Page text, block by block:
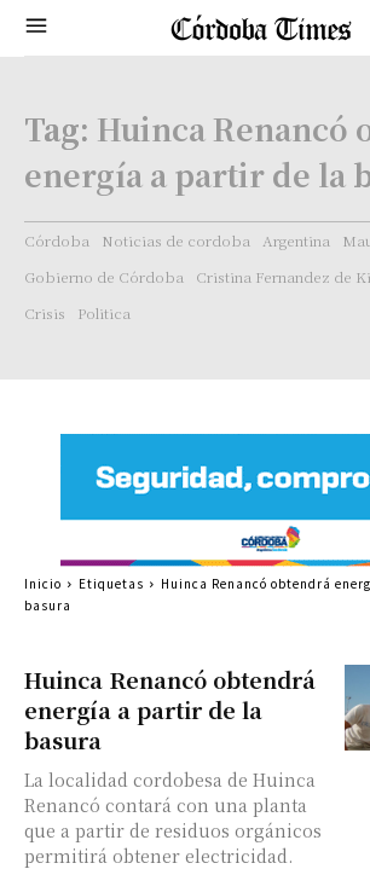
Tag: Huinca Renancó
energía a partir de la
Córdoba Noticias de cordoba Argentina
Gobierno de Córdoba
Cristina Fernandez de
Crisis
Politica
Huinca Renancó obtendrá
energía a partir de la
basura
La localidad cordobesa de Huinca
Renancó contará con una planta
que a partir de residuos orgánicos
permitirá obtener electricidad.
Inicio Etiquetas
Huinca Renancó obtendrá
basura